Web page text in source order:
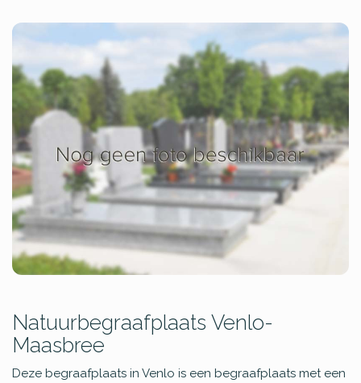
Natuurbegraafplaats Venlo-
Maasbree
Deze begraafplaats in Venlo is een begraafplaats met een